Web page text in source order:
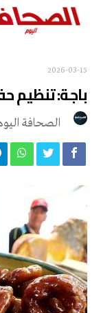
2026-03-15
باجة: تنظيم